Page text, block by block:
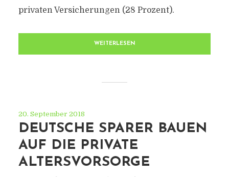
privaten Versicherungen (28 Prozent).
WEITERLESEN
20. September 2018
DEUTSCHE SPARER BAUEN
AUF DIE PRIVATE
ALTERSVORSORGE